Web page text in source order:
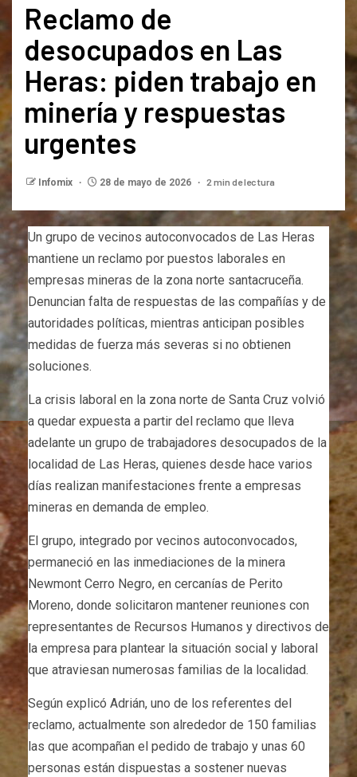
Reclamo de
desocupados en Las
Heras: piden trabajo en
minería y respuestas
urgentes
Infomix 28 de mayo de 2026 2 min de lectura
Un grupo de vecinos autoconvocados de Las Heras
mantiene un reclamo por puestos laborales en
empresas mineras de la zona norte santacruceña.
Denuncian falta de respuestas de las compañías y de
autoridades políticas, mientras anticipan posibles
medidas de fuerza más severas si no obtienen
soluciones.
La crisis laboral en la zona norte de Santa Cruz volvió
a quedar expuesta a partir del reclamo que lleva
adelante un grupo de trabajadores desocupados de la
localidad de Las Heras, quienes desde hace varios
días realizan manifestaciones frente a empresas
mineras en demanda de empleo.
El grupo, integrado por vecinos autoconvocados,
permaneció en las inmediaciones de la minera
Newmont Cerro Negro, en cercanías de Perito
Moreno, donde solicitaron mantener reuniones con
representantes de Recursos Humanos y directivos de
la empresa para plantear la situación social y laboral
que atraviesan numerosas familias de la localidad.
Según explicó Adrián, uno de los referentes del
reclamo, actualmente son alrededor de 150 familias
las que acompañan el pedido de trabajo y unas 60
personas están dispuestas a sostener nuevas